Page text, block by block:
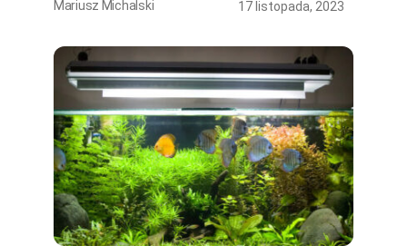
Mariusz Michalski 17 listopada, 2023